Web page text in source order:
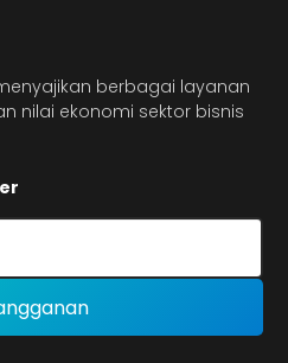
menyajikan berbagai layanan
nilai ekonomi sektor bisnis